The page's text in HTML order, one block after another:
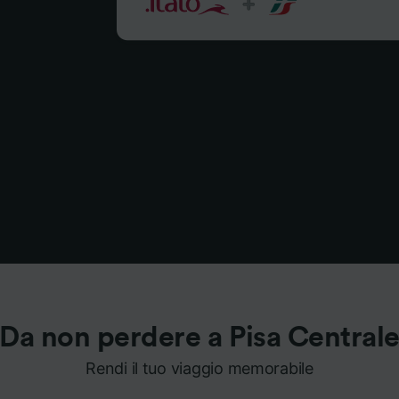
Da non perdere a Pisa Centrale
Rendi il tuo viaggio memorabile